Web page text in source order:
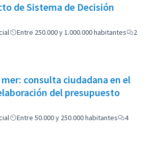
de Sistema de Decisión
Entre 250.000 y 1.000.000 habitantes
2
consulta ciudadana en el
del presupuesto
Entre 50.000 y 250.000 habitantes
4